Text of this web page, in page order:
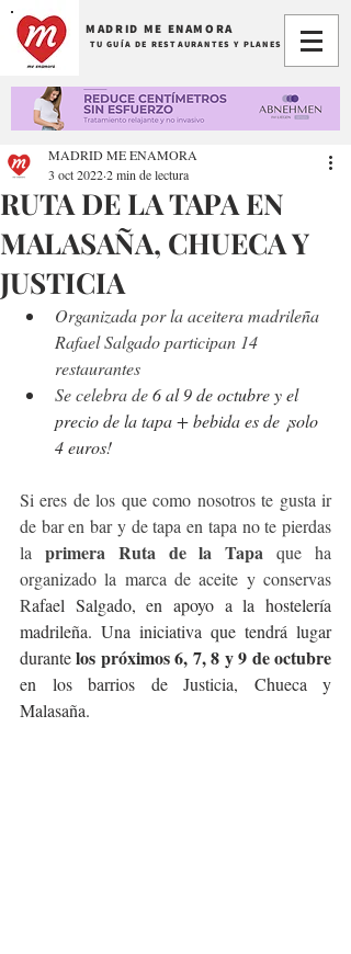
MADRID ME ENAMORA
TU GUÍA DE RESTAURANTES Y PLANES
RUTA DE LA TAPA EN
MALASAÑA, CHUECA Y
JUSTICIA
MADRID ME ENAMORA
3 oct 20222 min de lectura
Organizada por la aceitera madrileña
Rafael Salgado participan 14
restaurantes
Se celebra de 6 al 9 de octubre y el
precio de la tapa + bebida es de ¡solo
4 euros!
Si eres de los que como nosotros te gusta ir
de bar en bar y de tapa en tapa no te pierdas
la primera Ruta de la Tapa que ha
organizado la marca de aceite y conservas
Rafael Salgado, en apoyo a la hostelería
madrileña. Una iniciativa que tendrá lugar
durante los próximos 6, 7, 8 y 9 de octubre
en los barrios de Justicia, Chueca y
Malasaña.